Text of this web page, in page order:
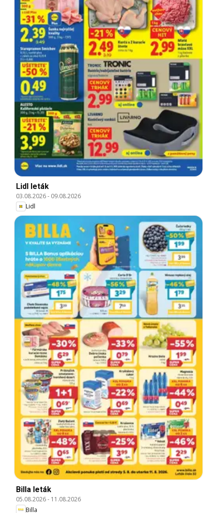
Lidl leták
03.08.2026- 09.08.2026
Lidl
Billa leták
05.08.2026- 11.08.2026
Billa